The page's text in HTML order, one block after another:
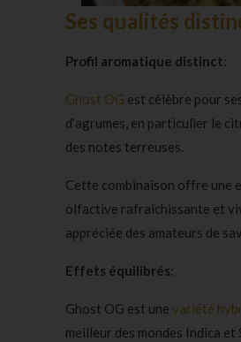
Ses qualités
Profil aromatique distinct:
Ghost OG est célèbre pour
d’agrumes, en particulier le
des notes terreuses.
Cette combinaison offre une
olfactive rafraîchissante et
appréciée des amateurs de
Effets équilibrés:
Ghost OG est une variété
meilleur des mondes Indica et